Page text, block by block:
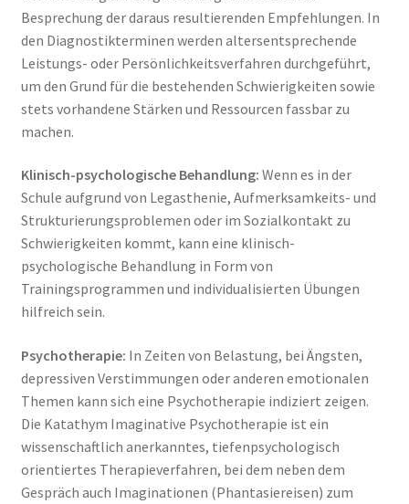
Besprechung der daraus resultierenden Empfehlungen. In
den Diagnostikterminen werden altersentsprechende
Leistungs- oder Persönlichkeitsverfahren durchgeführt,
um den Grund für die bestehenden Schwierigkeiten sowie
stets vorhandene Stärken und Ressourcen fassbar zu
machen.
Klinisch-psychologische Behandlung: Wenn es in der
Schule aufgrund von Legasthenie, Aufmerksamkeits- und
Strukturierungsproblemen oder im Sozialkontakt zu
Schwierigkeiten kommt, kann eine klinisch-
psychologische Behandlung in Form von
Trainingsprogrammen und individualisierten Übungen
hilfreich sein.
Psychotherapie: In Zeiten von Belastung, bei Ängsten,
depressiven Verstimmungen oder anderen emotionalen
Themen kann sich eine Psychotherapie indiziert zeigen.
Die Katathym Imaginative Psychotherapie ist ein
wissenschaftlich anerkanntes, tiefenpsychologisch
orientiertes Therapieverfahren, bei dem neben dem
Gespräch auch Imaginationen (Phantasiereisen) zum